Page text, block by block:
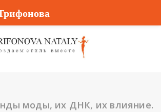
моды, их ДНК, их влияние.